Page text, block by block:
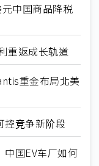
中国商品降税
重返成长轨道
重金布局北美
竞争新阶段
国EV车厂如何